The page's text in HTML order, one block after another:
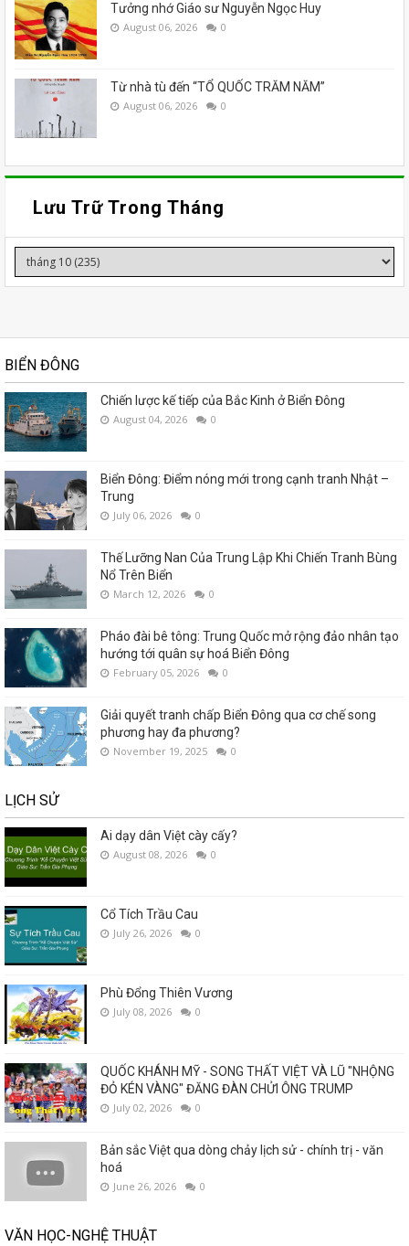
Tưởng nhớ Giáo sư Nguyễn Ngọc Huy
August 06, 2026 0
Từ nhà tù đến “TỔ QUỐC TRĂM NĂM”
August 06, 2026 0
Lưu Trữ Trong Tháng
BIỂN ĐÔNG
Chiến lược kế tiếp của Bắc Kinh ở Biển Đông
August 04, 2026 0
Biển Đông: Điểm nóng mới trong cạnh tranh Nhật –
Trung
July 06, 2026 0
Thế Lưỡng Nan Của Trung Lập Khi Chiến Tranh Bùng
Nổ Trên Biển
March 12, 2026 0
Pháo đài bê tông: Trung Quốc mở rộng đảo nhân tạo
hướng tới quân sự hoá Biển Đông
February 05, 2026 0
Giải quyết tranh chấp Biển Đông qua cơ chế song
phương hay đa phương?
November 19, 2025 0
LỊCH SỬ
Ai dạy dân Việt cày cấy?
August 08, 2026 0
Cổ Tích Trầu Cau
July 26, 2026 0
Phù Đổng Thiên Vương
July 08, 2026 0
QUỐC KHÁNH MỸ - SONG THẤT VIỆT VÀ LŨ "NHỘNG
ĐỎ KÉN VÀNG" ĐĂNG ĐÀN CHỬI ÔNG TRUMP
July 02, 2026 0
Bản sắc Việt qua dòng chảy lịch sử - chính trị - văn
hoá
June 26, 2026 0
VĂN HỌC-NGHỆ THUẬT